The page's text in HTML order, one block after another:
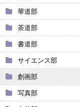
華道部
茶道部
書道部
サイエンス部
創画部
写真部